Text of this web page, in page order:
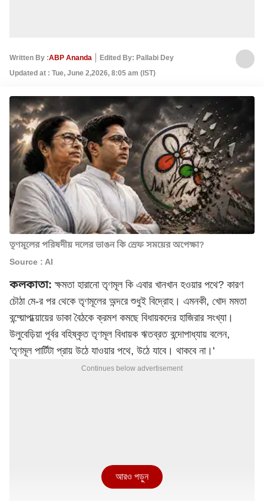
Written By :ABP Ananda
Edited By: Pallabi Dey
Updated at : Tue, June 2,2026, 8:05 am (IST)
তৃণমূলের পরিষদীয় দলের ভাঙন কি স্রেফ সময়ের অপেক্ষা?
Source : AI
কলকাতা: ক্ষমতা হারানো তৃণমূল কি এবার খানখান হওয়ার পথে? কারণ
চৌঠা মে-র পর থেকে তৃণমূলের অন্দরে শুধুই বিদ্রোহ। এমনকী, খোদ মমতা
বন্দ্য়োপাধ্য়ায়ের ডাকা বৈঠকে ক্রমশ কমছে বিধায়কদের হাজিরার সংখ্যা।
উলুবেড়িয়া পূর্বর বহিষ্কৃত তৃণমূল বিধায়ক ঋতব্রত বন্দোপাধ্যায় বলেন,
'তৃণমূল পার্টিটা প্রায় উঠে যাওয়ার পথে, উঠে যাবে। থাকবে না।'
Continues below advertisement
আরও পড়ুন